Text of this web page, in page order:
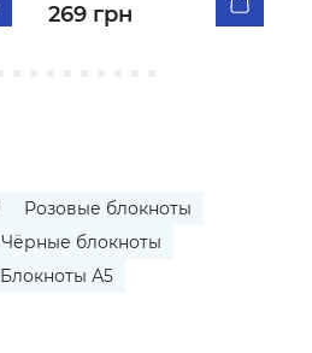
269 грн
Розовые блокноты
Чёрные блокноты
Блокноты А5